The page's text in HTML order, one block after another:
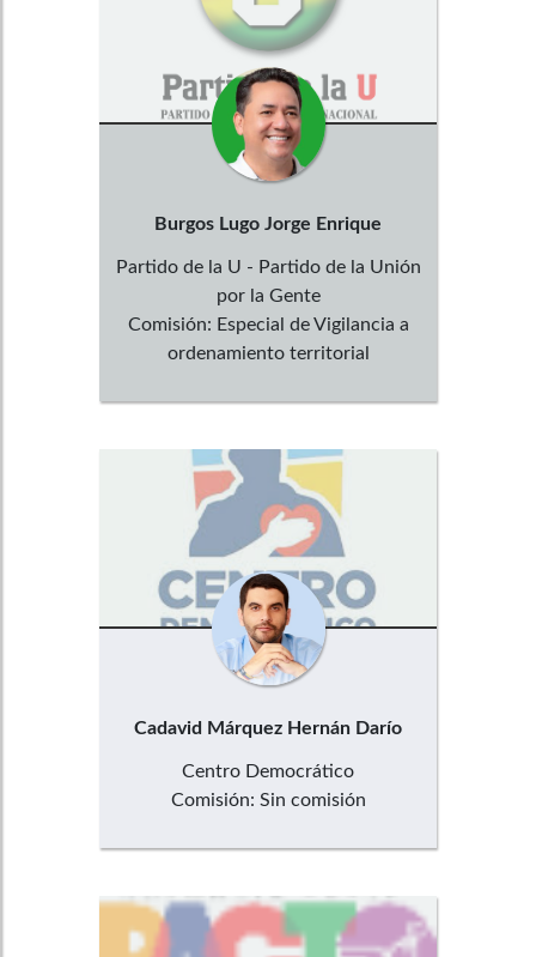
Burgos Lugo Jorge Enrique
Partido de la U - Partido de la Unión
por la Gente
Comisión: Especial de Vigilancia a
ordenamiento territorial
Cadavid Márquez Hernán Darío
Centro Democrático
Comisión: Sin comisión